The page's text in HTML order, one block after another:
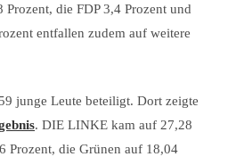
die FDP 3,4 Prozent und
entfallen zudem auf weitere
junge Leute beteiligt. Dort zeigte
. DIE LINKE kam auf 27,28
Prozent, die Grünen auf 18,04